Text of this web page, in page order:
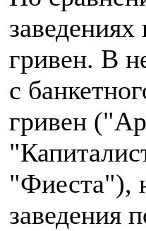
гривен. В
с
гривен
"Фиеста"),
заведения